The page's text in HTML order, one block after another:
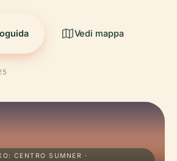
Vedi mappa
CENTRO SUMNER ·